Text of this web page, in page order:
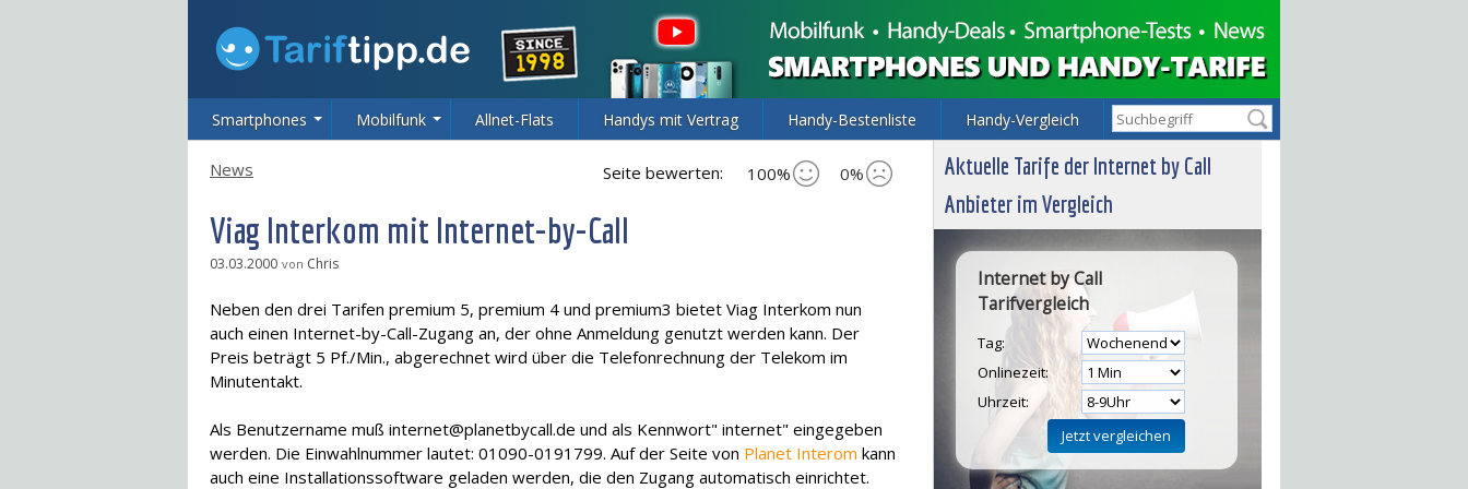
Smartphones Mobilfunk Allnet-Flats Handys mit Vertrag Handy-Bestenliste Handy-Vergleich
Seite bewerten: 100% 0%
News
Viag Interkom mit Internet-by-Call
03.03.2000 von Chris
Neben den drei Tarifen premium 5, premium 4 und premium3 bietet Viag Interkom nun
auch einen Internet-by-Call-Zugang an, der ohne Anmeldung genutzt werden kann. Der
Preis beträgt 5 Pf./Min., abgerechnet wird über die Telefonrechnung der Telekom im
Minutentakt.
Als Benutzername muß internet@planetbycall.de und als Kennwort" internet" eingegeben
werden. Die Einwahlnummer lautet: 01090-0191799. Auf der Seite von Planet Interom kann
auch eine Installationssoftware geladen werden, die den Zugang automatisch einrichtet.
Aktuelle Tarife der Internet by Call
Anbieter im Vergleich
Internet by Call
Tarifvergleich
Tag:
Onlinezeit:
Uhrzeit: